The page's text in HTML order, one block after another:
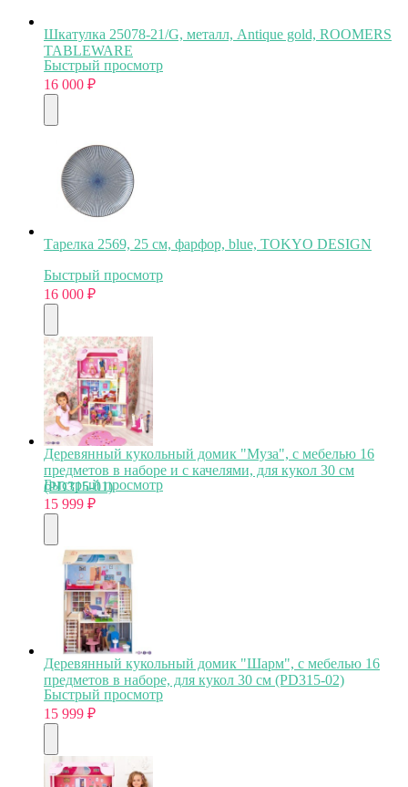
Шкатулка 25078-21/G, металл, Antique gold, ROOMERS
TABLEWARE
Быстрый просмотр
16 000 ₽
Тарелка 2569, 25 см, фарфор, blue, TOKYO DESIGN
Быстрый просмотр
16 000 ₽
Деревянный кукольный домик "Муза", с мебелью 16
предметов в наборе и с качелями, для кукол 30 см
(PD315-01)
Быстрый просмотр
15 999 ₽
Деревянный кукольный домик "Шарм", с мебелью 16
предметов в наборе, для кукол 30 см (PD315-02)
Быстрый просмотр
15 999 ₽